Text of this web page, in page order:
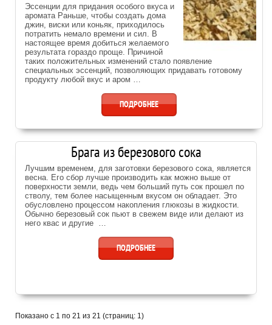
Эссенции для придания особого вкуса и
аромата Раньше, чтобы создать дома
джин, виски или коньяк, приходилось
потратить немало времени и сил. В
настоящее время добиться желаемого
результата гораздо проще. Причиной
таких положительных изменений стало появление
специальных эссенций, позволяющих придавать готовому
продукту любой вкус и аром …
ПОДРОБНЕЕ
Брага из березового сока
Лучшим временем, для заготовки березового сока, является
весна. Его сбор лучше производить как можно выше от
поверхности земли, ведь чем больший путь сок прошел по
стволу, тем более насыщенным вкусом он обладает. Это
обусловлено процессом накопления глюкозы в жидкости.
Обычно березовый сок пьют в свежем виде или делают из
него квас и другие …
ПОДРОБНЕЕ
Показано с 1 по 21 из 21 (страниц: 1)